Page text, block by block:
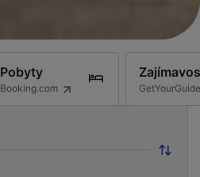
Pobyty
Booking.com GetYourGuide